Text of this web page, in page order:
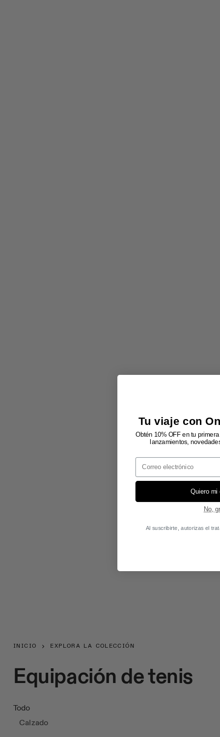
INICIO EXPLORA LA COLECCIÓN
Equipación de tenis
Todo
Calzado
Tu viaje con
Obtén 10% OFF en tu
lanzamientos,
Email
Quiero mi
No,
Al suscribirte, autorizas el